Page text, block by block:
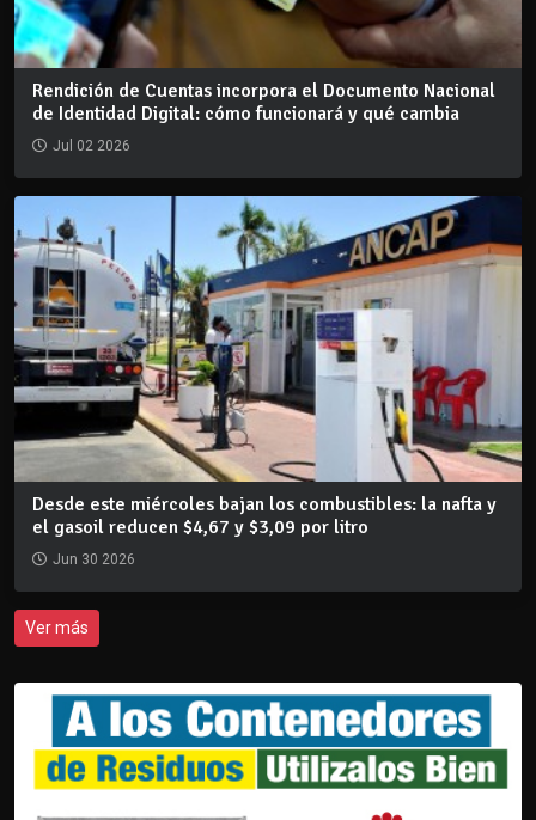
Rendición de Cuentas incorpora el Documento Nacional
de Identidad Digital: cómo funcionará y qué cambia
Jul 02 2026
Desde este miércoles bajan los combustibles: la nafta y
el gasoil reducen $4,67 y $3,09 por litro
Jun 30 2026
Ver más